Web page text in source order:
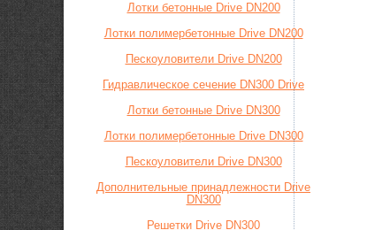
Лотки бетонные Drive DN200
Лотки полимербетонные Drive DN200
Пескоуловители Drive DN200
Гидравлическое сечение DN300 Drive
Лотки бетонные Drive DN300
Лотки полимербетонные Drive DN300
Пескоуловители Drive DN300
Дополнительные принадлежности Drive
DN300
Решетки Drive DN300